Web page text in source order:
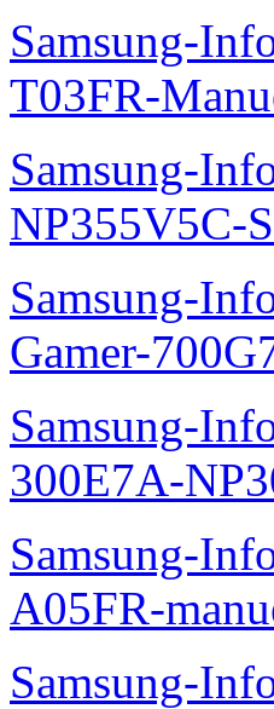
Samsung-
T03FR-
Samsung-
NP355V5C-
Samsung-
Gamer-
Samsung-
300E7A-
Samsung-
A05FR-
Samsung-